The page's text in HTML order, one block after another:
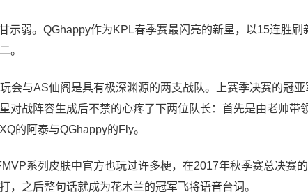
示弱。QGhappy作为KPL春季赛最闪亮的新星，以15连胜
。
会与AS仙阁是具有极深渊源的两支战队。上赛季决赛的冠
对战阵容生成后不禁的心疼了下两位队长：首先是由老帅带
的阿泰与QGhappy的Fly。
系列皮肤中官方也玩过许多梗，在2017年秋季赛总决赛
，之后整句话就成为花木兰的冠军飞将语音台词。